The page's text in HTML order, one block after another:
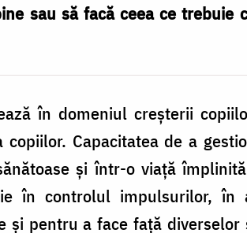
sau să facă ceea ce trebuie
în domeniul creșterii
Capacitatea de a
și într-o viață
în controlul impulsurilor, în
și pentru a face față